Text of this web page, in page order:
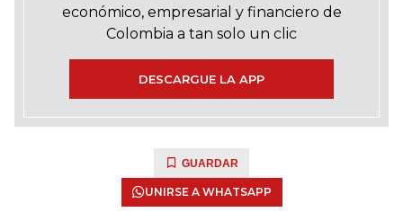
económico, empresarial y financiero de
Colombia a tan solo un clic
DESCARGUE LA APP
GUARDAR
UNIRSE A WHATSAPP